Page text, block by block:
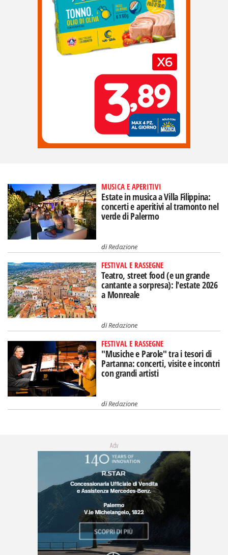
MUSICA E APERITIVI
Estate in musica a Villa Filippina:
concerti e aperitivi al tramonto nel
verde di Palermo
diRedazione
FESTIVAL E RASSEGNE
Teatro, street food (e un grande
cantante a sorpresa): l'estate 2026
a Monreale
diRedazione
FESTIVAL E RASSEGNE
"Musiche e Parole" tra i tesori di
Partanna: concerti, visite e incontri
con grandi artisti
diRedazione
Adv